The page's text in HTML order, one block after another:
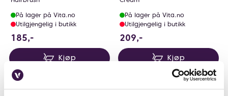
På lager på Vita.no
Utilgjengelig i butikk
185,-
Kjøp
På lager på Vita.no
Utilgjengelig i butikk
209,-
Kjøp